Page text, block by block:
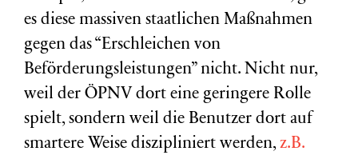
es diese massiven staatlichen Maßnahmen
gegen das “Erschleichen von
Beförderungsleistungen” nicht. Nicht nur,
weil der ÖPNV dort eine geringere Rolle
spielt, sondern weil die Benutzer dort auf
smartere Weise diszipliniert werden,z.B.